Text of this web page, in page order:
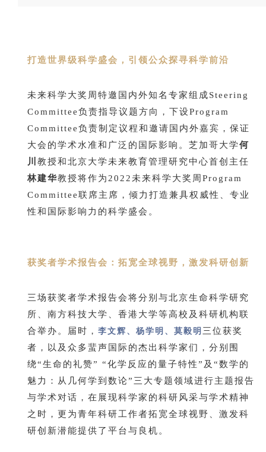
打造世界级科学盛会，引领公众探寻科学前沿
未来科学大奖周特邀国内外知名专家组成Steering
Committee负责指导议题方向，下设Program
Committee负责制定议程和邀请国内外嘉宾，保证
大会的学术水准和广泛的国际影响。芝加哥大学何
川 教授和北京大学未来教育管理研究中心首创主任
林建华教授将作为2022未来科学大奖周Program
Committee联席主席，倾力打造兼具权威性、专业
性和国际影响力的科学盛会。
获奖者学术报告会：拓宽全球视野，激发科研创新
三场获奖者学术报告会将分别与北京生命科学研究
所、南方科技大学、香港大学等高校及科研机构联
合举办。届时， 李文辉、杨学明、莫毅明 三位获奖
者，以及众多蜚声国际的杰出科学家们，分别围
绕“生命的礼赞” “化学反应的量子特性”及“数学的
魅力：从几何学到数论”三大专题领域进行主题报告
与学术对话，在展现科学家的科研风采与学术精神
之时，更为青年科研工作者拓宽全球视野、激发科
研创新潜能提供了平台与良机。